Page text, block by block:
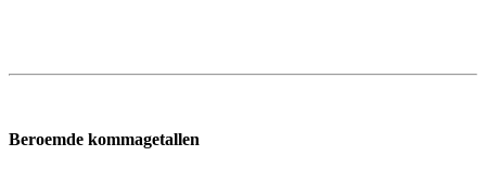
Beroemde kommagetallen